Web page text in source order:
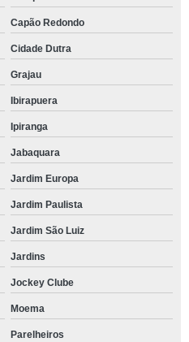
Capão Redondo
Cidade Dutra
Grajau
Ibirapuera
Ipiranga
Jabaquara
Jardim Europa
Jardim Paulista
Jardim São Luiz
Jardins
Jockey Clube
Moema
Parelheiros